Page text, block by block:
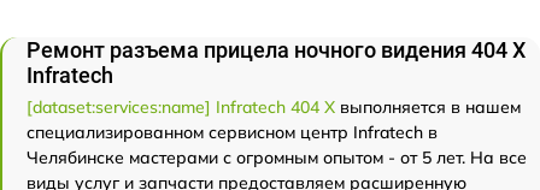
Ремонт разъема прицела ночного видения 404 Х
Infratech
[dataset:services:name] Infratech 404 Х выполняется в нашем
специализированном сервисном центр Infratech в
Челябинске мастерами с огромным опытом - от 5 лет. На все
виды услуг и запчасти предоставляем расширенную